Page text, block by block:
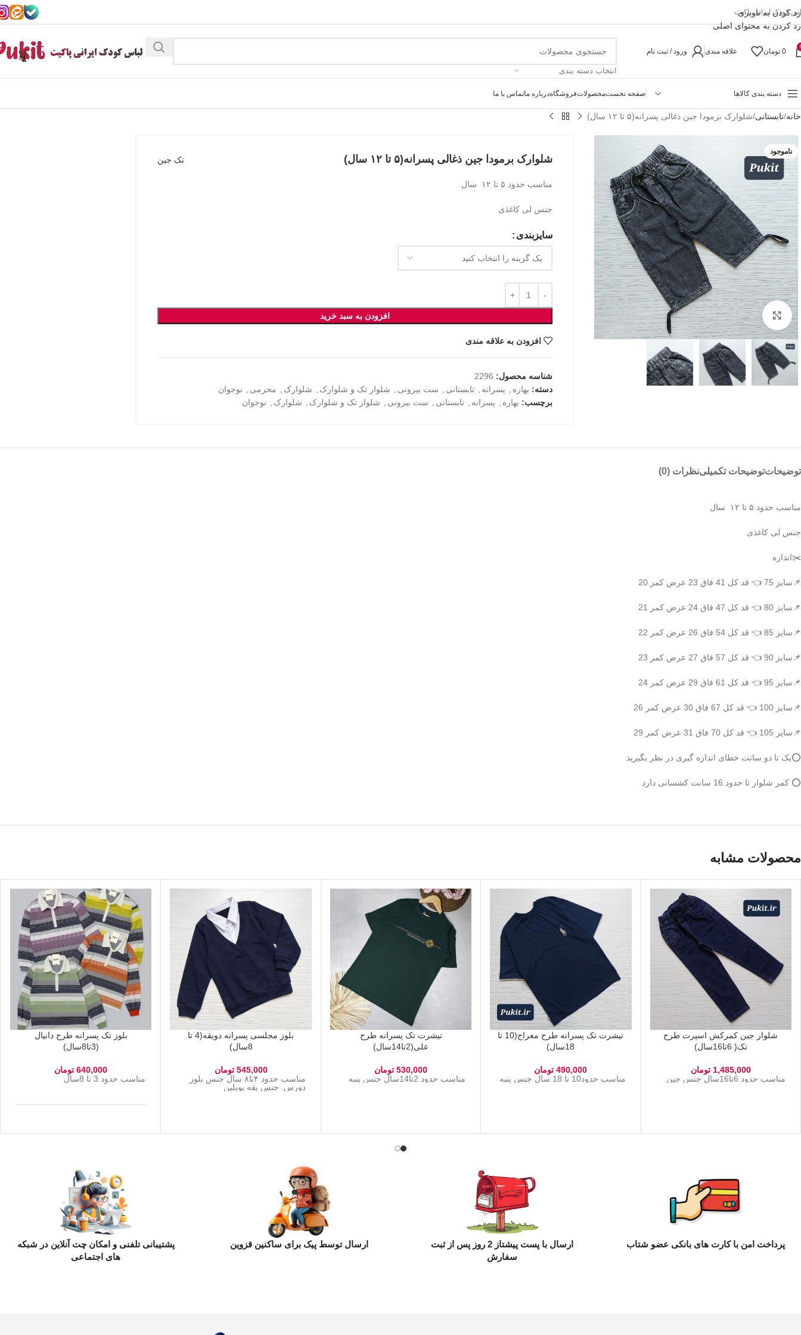
رد کردن به ناوبری
رد کردن به محتوای اصلی
کودک ایرانی پاکیت
0 تومان علاقه مندی ورود / ثبت نام
انتخاب دسته بندی
دسته بندی کالاها صفحه نخستمحصولاتفروشگاهدرباره ماتماس با ما
خانه تابستانی شلوارک برمودا جین ذغالی پسرانه(۵ تا ۱۲ سال)
ناموجود
بزرگنمایی تصویر
تک جین شلوارک برمودا جین ذغالی پسرانه(۵ تا ۱۲ سال)
مناسب حدود ۵ تا ۱۲ سال
جنس لی کاغذی
سایزبندی
افزودن به سبد خرید
افزودن به علاقه مندی
شناسه محصول: 2296
دسته: بهاره پسرانه تابستانی ست بیرونی شلوار تک و شلوارک شلوارک محرمی
نوجوان
برچسب: بهاره پسرانه تابستانی ست بیرونی شلوار تک و شلوارک شلوارک نوجوان
توضیحاتتوضیحات تکمیلینظرات (0)
مناسب حدود ۵ تا ۱۲ سال
جنس لی کاغذی
✂️اندازه
📌سایز 75 👈 قد کل 41 فاق 23 عرض کمر 20
📌سایز 80 👈 قد کل 47 فاق 24 عرض کمر 21
📌سایز 85 👈 قد کل 54 فاق 26 عرض کمر 22
📌سایز 90 👈 قد کل 57 فاق 27 عرض کمر 23
📌سایز 95 👈 قد کل 61 فاق 29 عرض کمر 24
📌سایز 100 👈 قد کل 67 فاق 30 عرض کمر 26
📌سایز 105 👈 قد کل 70 فاق 31 عرض کمر 29
⭕️یک تا دو سانت خطای اندازه گیری در نظر بگیرید
⭕️ کمر شلوار تا حدود 16 سانت کشسانی دارد
محصولات مشابه
شلوار جین کمرکش اسپرت طرح
تک( 6تا16سال)
1,485,000 تومان
مناسب حدود 6تا16سال جنس جین
تیشرت تک پسرانه طرح معراج(10 تا
18سال)
490,000 تومان
مناسب حدود10 تا 18 سال جنس پنبه
تیشرت تک پسرانه طرح
علی(2تا14سال)
530,000 تومان
مناسب حدود 2تا14سال جنس پنبه
بلوز مجلسی پسرانه دویقه(4 تا
8سال)
545,000 تومان
مناسب حدود ۴تا۸ سال جنس بلوز
دورس. جنس یقه پوپلین
بلوز تک پسرانه طرح دانیال
(3تا8سال)
640,000 تومان
مناسب حدود 3 تا 8سال
پرداخت امن با کارت های بانکی عضو شتاب
ارسال با پست پیشتاز 2 روز پس از ثبت
سفارش
ارسال توسط پیک برای ساکنین قزوین
پشتیبانی تلفنی و امکان چت آنلاین در شبکه
های اجتماعی